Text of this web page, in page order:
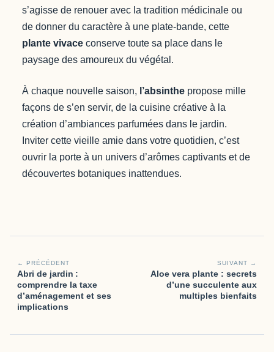
s’agisse de renouer avec la tradition médicinale ou
de donner du caractère à une plate-bande, cette
plante vivace conserve toute sa place dans le
paysage des amoureux du végétal.
À chaque nouvelle saison, l’absinthe propose mille
façons de s’en servir, de la cuisine créative à la
création d’ambiances parfumées dans le jardin.
Inviter cette vieille amie dans votre quotidien, c’est
ouvrir la porte à un univers d’arômes captivants et de
découvertes botaniques inattendues.
← PRÉCÉDENT
Abri de jardin :
comprendre la taxe
d’aménagement et ses
implications
SUIVANT →
Aloe vera plante : secrets
d’une succulente aux
multiples bienfaits